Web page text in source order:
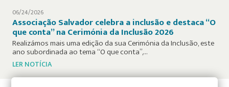
06/24/2026
Associação Salvador celebra a inclusão e destaca “O
que conta” na Cerimónia da Inclusão 2026
Realizámos mais uma edição da sua Cerimónia da Inclusão, este
ano subordinada ao tema “O que conta”,…
LER NOTÍCIA